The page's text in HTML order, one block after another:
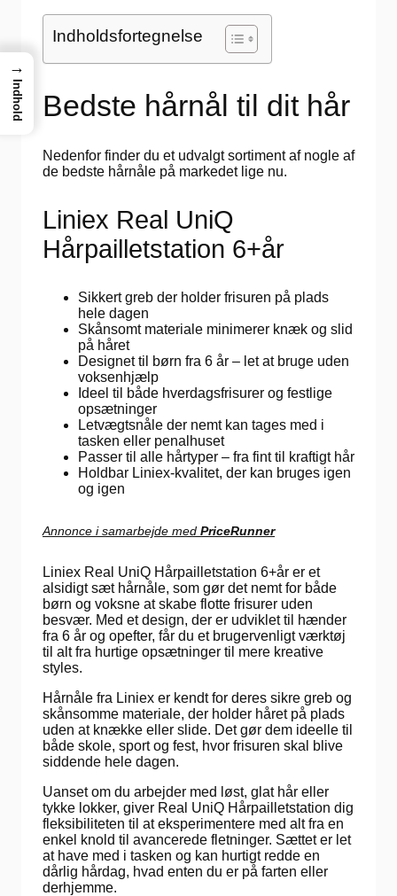
Indholdsfortegnelse
Bedste hårnål til dit hår
Nedenfor finder du et udvalgt sortiment af nogle af
de bedste hårnåle på markedet lige nu.
Liniex Real UniQ
Hårpailletstation 6+år
Sikkert greb der holder frisuren på plads
hele dagen
Skånsomt materiale minimerer knæk og slid
på håret
Designet til børn fra 6 år – let at bruge uden
voksenhjælp
Ideel til både hverdagsfrisurer og festlige
opsætninger
Letvægtsnåle der nemt kan tages med i
tasken eller penalhuset
Passer til alle hårtyper – fra fint til kraftigt hår
Holdbar Liniex-kvalitet, der kan bruges igen
og igen
Annonce i samarbejde med PriceRunner
Liniex Real UniQ Hårpailletstation 6+år er et
alsidigt sæt hårnåle, som gør det nemt for både
børn og voksne at skabe flotte frisurer uden
besvær. Med et design, der er udviklet til hænder
fra 6 år og opefter, får du et brugervenligt værktøj
til alt fra hurtige opsætninger til mere kreative
styles.
Hårnåle fra Liniex er kendt for deres sikre greb og
skånsomme materiale, der holder håret på plads
uden at knække eller slide. Det gør dem ideelle til
både skole, sport og fest, hvor frisuren skal blive
siddende hele dagen.
Uanset om du arbejder med løst, glat hår eller
tykke lokker, giver Real UniQ Hårpailletstation dig
fleksibiliteten til at eksperimentere med alt fra en
enkel knold til avancerede fletninger. Sættet er let
at have med i tasken og kan hurtigt redde en
dårlig hårdag, hvad enten du er på farten eller
derhjemme.
→
Indhold